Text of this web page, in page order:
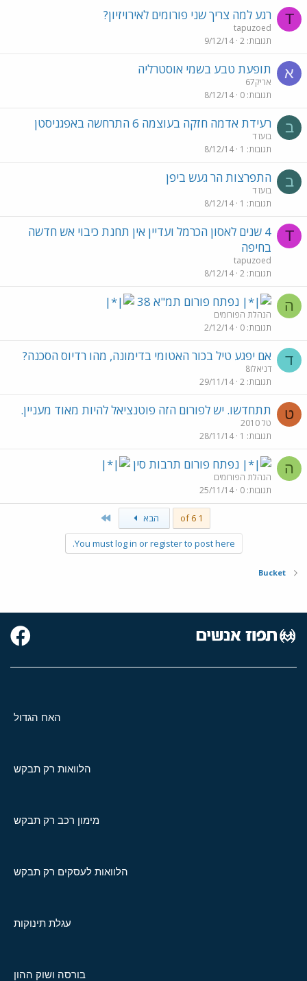
T רגע למה צריך שני פורומים לאירויזיון?
tapuzoed
תגובות 2
9/12/14
א תופעת טבע בשמי אוסטרליה
אריק67
תגובות 0
8/12/14
ב רעידת אדמה חזקה בעוצמה 6 התרחשה באפגניסטן
בועז ד
תגובות 1
8/12/14
ב התפרצות הר געש ביפן
בועז ד
תגובות 1
8/12/14
T
4 שנים לאסון הכרמל ועדיין אין תחנת כיבוי אש חדשה
בחיפה
tapuzoed
תגובות 2
8/12/14
ה נפתח פורום תמ"א 38
הנהלת הפורומים
תגובות 0
2/12/14
ד אם יפגע טיל בכור האטומי בדימונה, מהו רדיוס הסכנה?
דניאלו8
תגובות 2
29/11/14
ט תתחדשו. יש לפורום הזה פוטנציאל להיות מאוד מעניין.
טל 2010
תגובות 1
28/11/14
ה נפתח פורום תרבות סין
הנהלת הפורומים
תגובות 0
25/11/14
1 of 6 הבא
You must log in or register to post here.
Bucket
האח הגדול
הלוואות רק תבקש
מימון רכב רק תבקש
הלוואות לעסקים רק תבקש
עגלת תינוקות
בורסה ושוק ההון